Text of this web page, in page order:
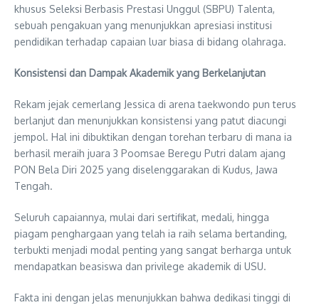
khusus Seleksi Berbasis Prestasi Unggul (SBPU) Talenta,
sebuah pengakuan yang menunjukkan apresiasi institusi
pendidikan terhadap capaian luar biasa di bidang olahraga.
Konsistensi dan Dampak Akademik yang Berkelanjutan
Rekam jejak cemerlang Jessica di arena taekwondo pun terus
berlanjut dan menunjukkan konsistensi yang patut diacungi
jempol. Hal ini dibuktikan dengan torehan terbaru di mana ia
berhasil meraih juara 3 Poomsae Beregu Putri dalam ajang
PON Bela Diri 2025 yang diselenggarakan di Kudus, Jawa
Tengah.
Seluruh capaiannya, mulai dari sertifikat, medali, hingga
piagam penghargaan yang telah ia raih selama bertanding,
terbukti menjadi modal penting yang sangat berharga untuk
mendapatkan beasiswa dan privilege akademik di USU.
Fakta ini dengan jelas menunjukkan bahwa dedikasi tinggi di